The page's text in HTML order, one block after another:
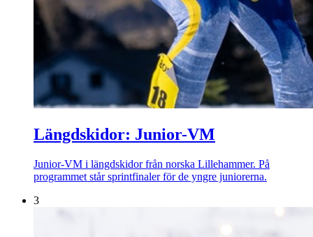
Längdskidor: Junior-VM
Junior-VM i längdskidor från norska Lillehammer. På
programmet står sprintfinaler för de yngre juniorerna.
3